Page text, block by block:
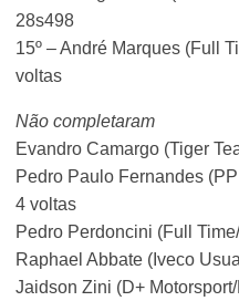
28s498
15º – André Marques (Full
voltas
Não completaram
Evandro Camargo (Tiger
Pedro Paulo Fernandes
4 voltas
Pedro Perdoncini (Full
Raphael Abbate (Iveco
Jaidson Zini (D+